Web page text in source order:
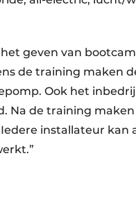
geven van
de training maken
Ook het
Na de training
installateur kan